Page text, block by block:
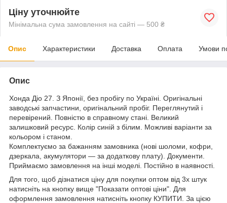
Ціну уточнюйте
Мінімальна сума замовлення на сайті — 500 ₴
Опис Характеристики Доставка Оплата Умови
Опис
Хонда Діо 27. З Японії, без пробігу по Україні. Оригінальні
заводські запчастини, оригінальний пробіг. Переглянутий і
перевірений. Повністю в справному стані. Великий
залишковий ресурс. Колір синій з білим. Можливі варіанти за
кольором і станом.
Комплектуємо за бажанням замовника (нові шоломи, кофри,
дзеркала, акумулятори ― за додаткову плату). Документи.
Приймаємо замовлення на інші моделі. Постійно в наявності.
Для того, щоб дізнатися ціну для покупки оптом від 3х штук
натисніть на кнопку вище "Показати оптові ціни". Для
оформлення замовлення натисніть кнопку КУПИТИ. За цією